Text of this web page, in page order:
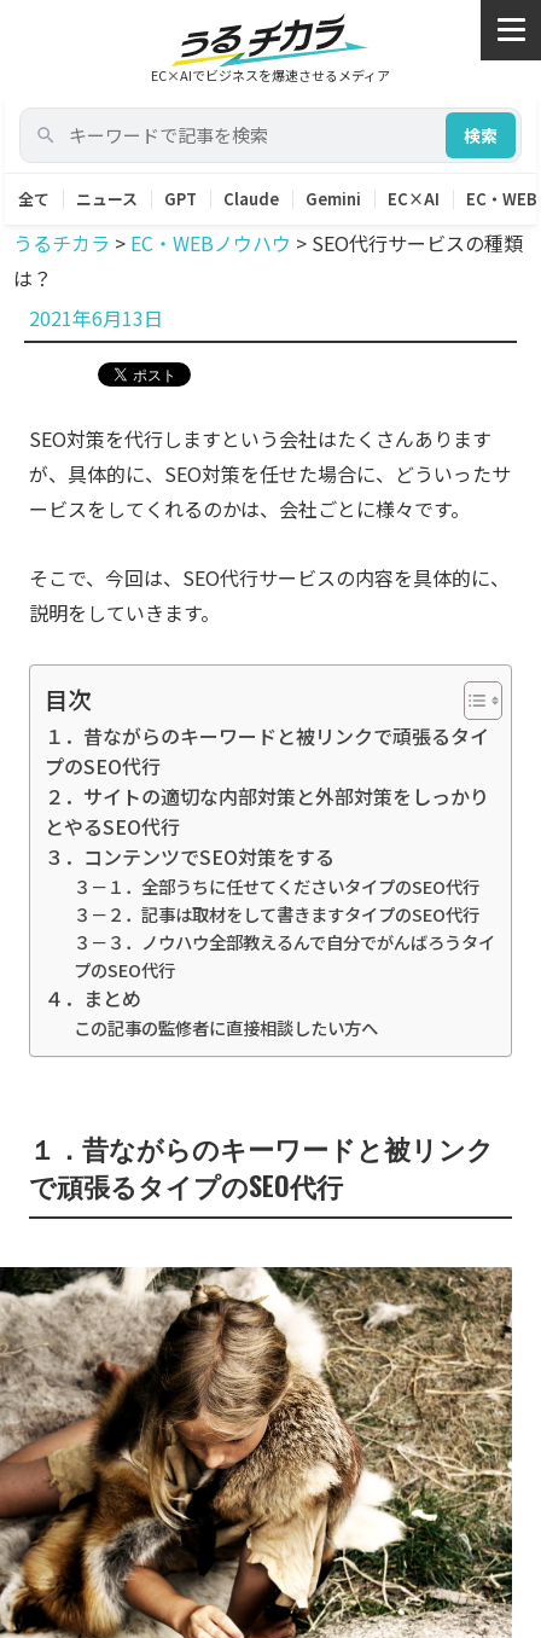
EC×AIでビジネスを爆速させるメディア
検索
全て ニュース GPT Claude Gemini EC×AI EC・WEB
うるチカラ > EC・WEBノウハウ > SEO代行サービスの種類
は？
投
稿
2021年6月13日
SEO対策を代行しますという会社はたくさんあります
が、具体的に、SEO対策を任せた場合に、どういったサ
ービスをしてくれるのかは、会社ごとに様々です。
そこで、今回は、SEO代行サービスの内容を具体的に、
説明をしていきます。
目次
１．昔ながらのキーワードと被リンクで頑張るタイ
プのSEO代行
２．サイトの適切な内部対策と外部対策をしっかり
とやるSEO代行
３．コンテンツでSEO対策をする
３－１．全部うちに任せてくださいタイプのSEO代行
３－２．記事は取材をして書きますタイプのSEO代行
３－３．ノウハウ全部教えるんで自分でがんばろうタイ
プのSEO代行
４．まとめ
この記事の監修者に直接相談したい方へ
１．昔ながらのキーワードと被リンク
で頑張るタイプのSEO代行